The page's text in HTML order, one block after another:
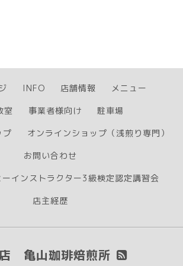
INFO 店舗情報
メニュー
室
事業者様向け
駐車場
プ
オンラインショップ（浅煎り専門）
お問い合わせ
インストラクター3級検定認定講習会
店主経歴
亀山珈琲焙煎所